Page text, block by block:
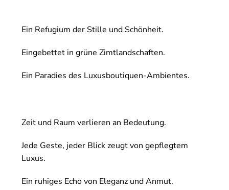
Ein Refugium der Stille und Schönheit.
Eingebettet in grüne Zimtlandschaften.
Ein Paradies des Luxusboutiquen-Ambientes.
Zeit und Raum verlieren an Bedeutung.
Jede Geste, jeder Blick zeugt von gepflegtem
Luxus.
Ein ruhiges Echo von Eleganz und Anmut.